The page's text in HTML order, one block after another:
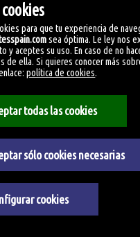
de chalets adosados en Alicante/
de chalets adosados en Orihuela
de chalets adosados en Almuñécar
de chalets adosados en Alora
de chalets adosados en Marbella,
de chalets adosados en
de chalets adosados en Valle
de casas en Jimena de la Frontera
de fincas en Mijas
de apartamentos en Orihuela, Los
para que tu experiencia de
sea óptima. Le ley nos
y aceptes su uso. En caso de no
de ella. Si quieres conocer más
política de cookies.
todas las cookies
sólo cookies necesarias
cookies